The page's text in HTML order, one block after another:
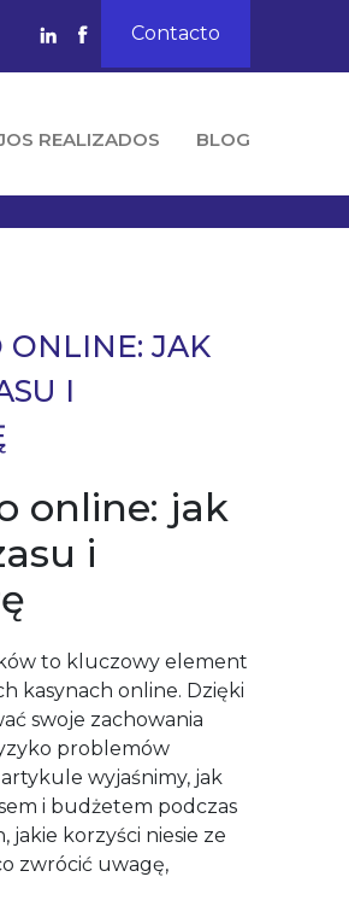
Contacto
REALIZADOS BLOG
ONLINE: JAK
I
online: jak
i
to kluczowy element
kasynach online. Dzięki
swoje zachowania
problemów
wyjaśnimy, jak
i budżetem podczas
korzyści niesie ze
zwrócić uwagę,